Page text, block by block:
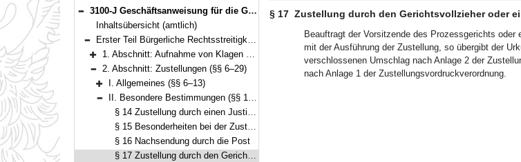
Bereich reduzieren
3100-J Geschäftsanweisung für die Geschäftsstellen der Gerichte in bürgerlichen Rechtsstreitigkeiten, Zwangsvollstreckungs- und Insolvenzverfahren (GAbRZwIns) Bekanntmachung des Bayerischen Staatsministeriums der Justiz und für Verbraucherschutz vom 2. November 2010, Az. 1463 - I - 3789/2008 (JMBl. S. 110) (§§ 1–90)
Inhaltsübersicht (amtlich)
Bereich reduzieren
Erster Teil Bürgerliche Rechtsstreitigkeiten (§§ 1–72)
Bereich erweitern
1. Abschnitt: Aufnahme von Klagen und Anträgen (§§ 1–5)
Bereich reduzieren
2. Abschnitt: Zustellungen (§§ 6–29)
Bereich erweitern
I. Allgemeines (§§ 6–13)
Bereich reduzieren
II. Besondere Bestimmungen (§§ 14–25)
§ 14 Zustellung durch einen Justizbediensteten oder durch die Post
§ 15 Besonderheiten bei der Zustellung durch die Post
§ 16 Nachsendung durch die Post
§ 17 Zustellung durch den Gerichtsvollzieher oder eine andere Behörde
§ 17 Zustellung durch den Gerichtsvollzieher oder
Beauftragt der Vorsitzende des Prozessgerichts
mit der Ausführung der Zustellung, so übergibt der
verschlossenen Umschlag nach Anlage 2 der
nach Anlage 1 der Zustellungsvordruckverordnung.